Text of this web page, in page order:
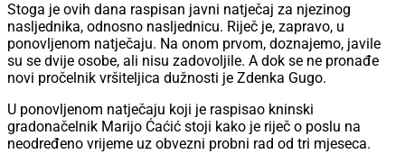
Stoga je ovih dana raspisan javni natječaj za njezinog
nasljednika, odnosno nasljednicu. Riječ je, zapravo, u
ponovljenom natječaju. Na onom prvom, doznajemo, javile
su se dvije osobe, ali nisu zadovoljile. A dok se ne pronađe
novi pročelnik vršiteljica dužnosti je Zdenka Gugo.
U ponovljenom natječaju koji je raspisao kninski
gradonačelnik Marijo Ćaćić stoji kako je riječ o poslu na
neodređeno vrijeme uz obvezni probni rad od tri mjeseca.